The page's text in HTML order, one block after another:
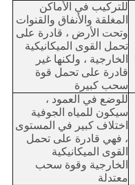
للتركيب في الأماكن
المغلقة والأنفاق والقنوات
وتحت الأرض ، قادرة على
تحمل القوى الميكانيكية
الخارجية ، ولكنها غير
قادرة على تحمل قوة
سحب كبيرة
للوضع في العمود ،
سيكون للمياه الجوفية
اختلاف كبير في المستوى
، فهي قادرة على تحمل
القوى الميكانيكية
الخارجية وقوة سحب
معتدلة